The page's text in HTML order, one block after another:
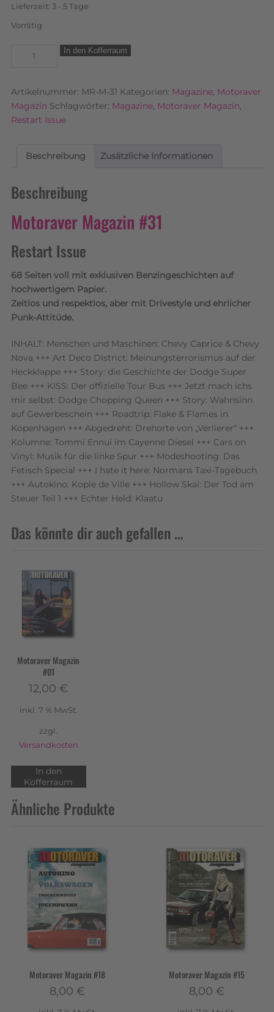
Lieferzeit: 3 - 5 Tage
Vorrätig
In den Kofferraum
Artikelnummer: MR-M-31 Kategorien: Magazine, Motoraver
Magazin Schlagwörter: Magazine, Motoraver Magazin,
Restart Issue
Beschreibung Zusätzliche Informationen
Beschreibung
Motoraver Magazin #31
Restart Issue
68 Seiten voll mit exklusiven Benzingeschichten auf
hochwertigem Papier.
Zeitlos und respektlos, aber mit Drivestyle und ehrlicher
Punk-Attitüde.
INHALT: Menschen und Maschinen: Chevy Caprice & Chevy
Nova +++ Art Deco District: Meinungsterrorismus auf der
Heckklappe +++ Story: die Geschichte der Dodge Super
Bee +++ KISS: Der offizielle Tour Bus +++ Jetzt mach ichs
mir selbst: Dodge Chopping Queen +++ Story: Wahnsinn
auf Gewerbeschein +++ Roadtrip: Flake & Flames in
Kopenhagen +++ Abgedreht: Drehorte von „Verlierer“ +++
Kolumne: Tommi Ennui im Cayenne Diesel +++ Cars on
Vinyl: Musik für die linke Spur +++ Modeshooting: Das
Fetisch Special +++ I hate it here: Normans Taxi-Tagebuch
+++ Autokino: Kopie de Ville +++ Hollow Skai: Der Tod am
Steuer Teil 1 +++ Echter Held: Klaatu
Das könnte dir auch gefallen …
Motoraver Magazin
#01
12,00 €
inkl. 7 % MwSt.
zzgl.
Versandkosten
In den
Kofferraum
Ähnliche Produkte
Motoraver Magazin #18
8,00 €
Motoraver Magazin #15
8,00 €